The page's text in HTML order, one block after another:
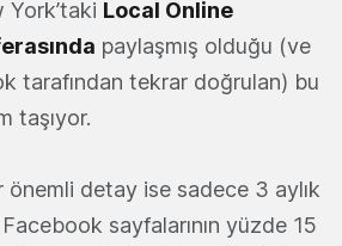
York’taki Local Online
paylaşmış olduğu (ve
tarafından tekrar doğrulan) bu
taşıyor.
detay ise sadece 3 aylık
sayfalarının yüzde 15